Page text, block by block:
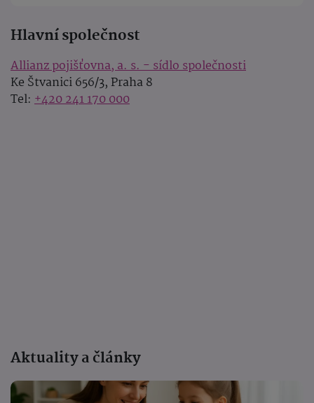
Hlavní společnost
Allianz pojišťovna, a. s. - sídlo společnosti
Ke Štvanici 656/3, Praha 8
Tel: +420 241 170 000
Aktuality a články